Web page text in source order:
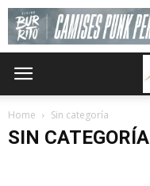
Home Sin categoría
SIN CATEGORÍA